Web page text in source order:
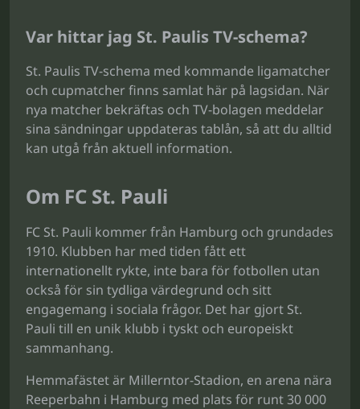
Var hittar jag St. Paulis TV-schema?
St. Paulis TV-schema med kommande ligamatcher
och cupmatcher finns samlat här på lagsidan. När
nya matcher bekräftas och TV-bolagen meddelar
sina sändningar uppdateras tablån, så att du alltid
kan utgå från aktuell information.
Om FC St. Pauli
FC St. Pauli kommer från Hamburg och grundades
1910. Klubben har med tiden fått ett
internationellt rykte, inte bara för fotbollen utan
också för sin tydliga värdegrund och sitt
engagemang i sociala frågor. Det har gjort St.
Pauli till en unik klubb i tyskt och europeiskt
sammanhang.
Hemmafästet är Millerntor-Stadion, en arena nära
Reeperbahn i Hamburg med plats för runt 30 000